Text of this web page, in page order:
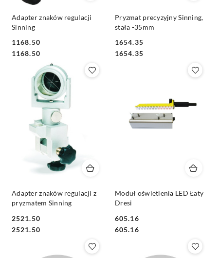
Adapter znaków regulacji
Sinning
Cena:
1168.50
Cena:
1168.50
Pryzmat precyzyjny Sinning,
stała -35mm
Cena:
1654.35
Cena:
1654.35
Adapter znaków regulacji z
pryzmatem Sinning
Cena:
2521.50
Cena:
2521.50
Moduł oświetlenia LED Łaty
Dresi
Cena:
605.16
Cena:
605.16